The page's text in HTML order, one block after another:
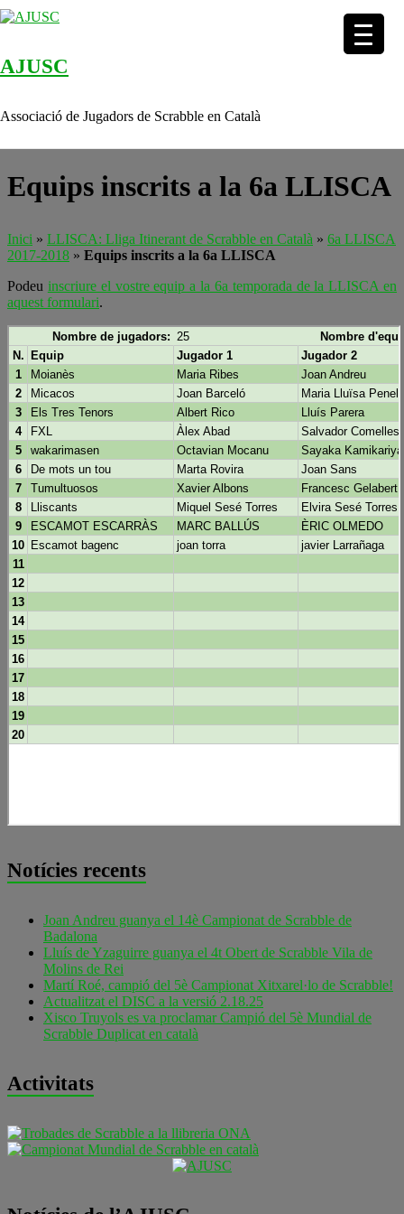
AJUSC
Associació de Jugadors de Scrabble en Català
Equips inscrits a la 6a LLISCA
Inici » LLISCA: Lliga Itinerant de Scrabble en Català » 6a LLISCA
2017-2018 » Equips inscrits a la 6a LLISCA
Podeu inscriure el vostre equip a la 6a temporada de la LLISCA en
aquest formulari.
Notícies recents
Joan Andreu guanya el 14è Campionat de Scrabble de
Badalona
Lluís de Yzaguirre guanya el 4t Obert de Scrabble Vila de
Molins de Rei
Martí Roé, campió del 5è Campionat Xitxarel·lo de Scrabble!
Actualitzat el DISC a la versió 2.18.25
Xisco Truyols es va proclamar Campió del 5è Mundial de
Scrabble Duplicat en català
Activitats